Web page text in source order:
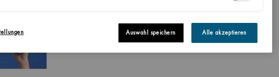
Auswahl speichern Alle akzeptieren